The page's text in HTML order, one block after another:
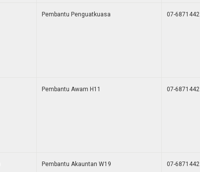
Pembantu Penguatkuasa 07-6871442
Pembantu Awam H11 07-6871442
Pembantu Akauntan W19 07-6871442